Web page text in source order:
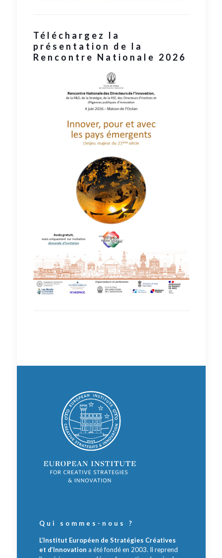
Téléchargez la
présentation de la
Rencontre Nationale 2026
Qui sommes-nous ?
L’Institut Européen de Stratégies Créatives
et d’Innovation a été fondé en 2003. Il reprend